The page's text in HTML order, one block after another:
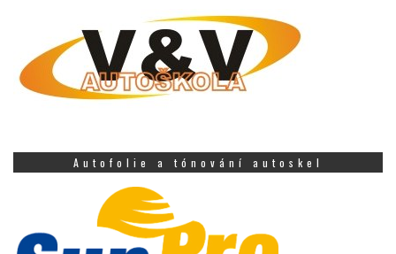
Autofolie a tónování autoskel